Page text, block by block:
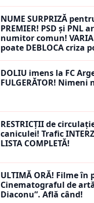
NUME SURPRIZĂ
PREMIER! PSD și PNL
numitor comun!
poate DEBLOCA criza
DOLIU imens la FC
FULGERĂTOR! Nimeni
RESTRICȚII de
caniculei! Trafic
LISTA COMPLETĂ!
ULTIMĂ ORĂ! Filme în
Cinematograful de
Diaconu”. Află când!